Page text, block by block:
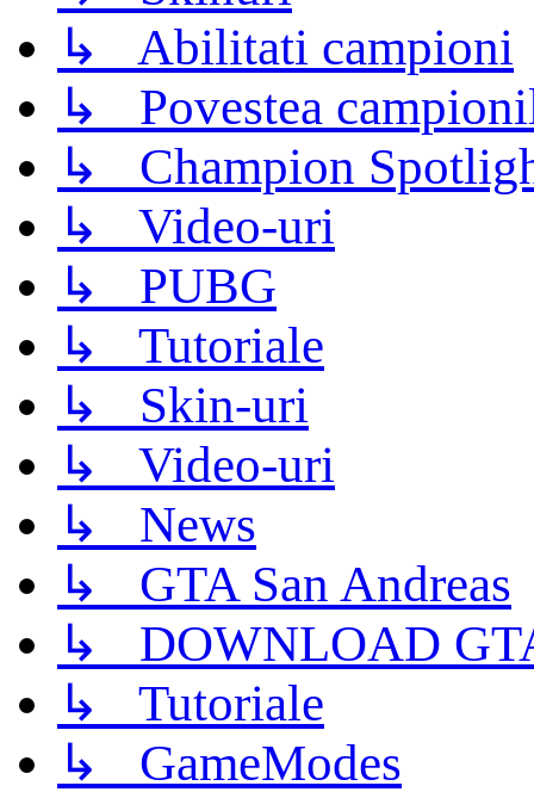
↳ Abilitati campioni
↳ Povestea
↳ Champion
↳ Video-uri
↳ PUBG
↳ Tutoriale
↳ Skin-uri
↳ Video-uri
↳ News
↳ GTA San Andreas
↳ DOWNLOAD
↳ Tutoriale
↳ GameModes